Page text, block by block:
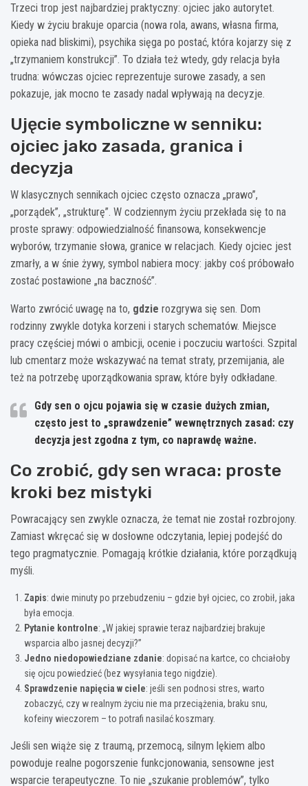
Trzeci trop jest najbardziej praktyczny: ojciec jako autorytet.
Kiedy w życiu brakuje oparcia (nowa rola, awans, własna firma,
opieka nad bliskimi), psychika sięga po postać, która kojarzy się z
„trzymaniem konstrukcji”. To działa też wtedy, gdy relacja była
trudna: wówczas ojciec reprezentuje surowe zasady, a sen
pokazuje, jak mocno te zasady nadal wpływają na decyzje.
Ujęcie symboliczne w senniku:
ojciec jako zasada, granica i
decyzja
W klasycznych sennikach ojciec często oznacza „prawo”,
„porządek”, „strukturę”. W codziennym życiu przekłada się to na
proste sprawy: odpowiedzialność finansowa, konsekwencje
wyborów, trzymanie słowa, granice w relacjach. Kiedy ojciec jest
zmarły, a w śnie żywy, symbol nabiera mocy: jakby coś próbowało
zostać postawione „na baczność”.
Warto zwrócić uwagę na to, gdzie rozgrywa się sen. Dom
rodzinny zwykle dotyka korzeni i starych schematów. Miejsce
pracy częściej mówi o ambicji, ocenie i poczuciu wartości. Szpital
lub cmentarz może wskazywać na temat straty, przemijania, ale
też na potrzebę uporządkowania spraw, które były odkładane.
Gdy sen o ojcu pojawia się w czasie dużych zmian,
często jest to „sprawdzenie” wewnętrznych zasad: czy
decyzja jest zgodna z tym, co naprawdę ważne.
Co zrobić, gdy sen wraca: proste
kroki bez mistyki
Powracający sen zwykle oznacza, że temat nie został rozbrojony.
Zamiast wkręcać się w dosłowne odczytania, lepiej podejść do
tego pragmatycznie. Pomagają krótkie działania, które porządkują
myśli.
Zapis: dwie minuty po przebudzeniu – gdzie był ojciec, co zrobił, jaka
była emocja.
Pytanie kontrolne: „W jakiej sprawie teraz najbardziej brakuje
wsparcia albo jasnej decyzji?”
Jedno niedopowiedziane zdanie: dopisać na kartce, co chciałoby
się ojcu powiedzieć (bez wysyłania tego nigdzie).
Sprawdzenie napięcia w ciele: jeśli sen podnosi stres, warto
zobaczyć, czy w realnym życiu nie ma przeciążenia, braku snu,
kofeiny wieczorem – to potrafi nasilać koszmary.
Jeśli sen wiąże się z traumą, przemocą, silnym lękiem albo
powoduje realne pogorszenie funkcjonowania, sensowne jest
wsparcie terapeutyczne. To nie „szukanie problemów”, tylko